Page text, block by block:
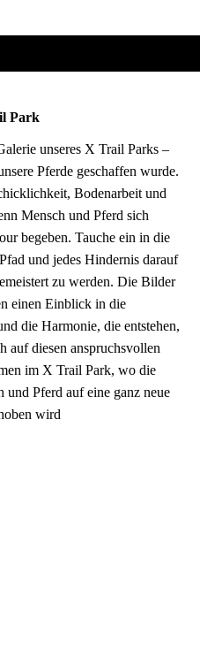
Park
unseres X Trail Parks –
Pferde geschaffen wurde.
Bodenarbeit und
Mensch und Pferd sich
begeben. Tauche ein in die
und jedes Hindernis darauf
zu werden. Die Bilder
einen Einblick in die
die Harmonie, die entstehen,
auf diesen anspruchsvollen
im X Trail Park, wo die
Pferd auf eine ganz neue
wird